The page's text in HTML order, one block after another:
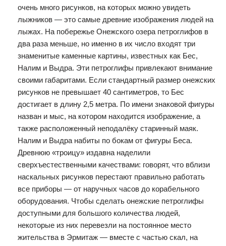
очень много рисунков, на которых можно увидеть
лыжников — это самые древние изображения людей на
лыжах. На побережье Онежского озера петроглифов в
два раза меньше, но именно в их число входят три
знаменитые каменные картины, известных как Бес,
Налим и Выдра. Эти петроглифы привлекают внимание
своими габаритами. Если стандартный размер онежских
рисунков не превышает 40 сантиметров, то Бес
достигает в длину 2,5 метра. По имени знаковой фигуры
назван и мыс, на котором находится изображение, а
также расположенный неподалёку старинный маяк.
Налим и Выдра набиты по бокам от фигуры Беса.
Древнюю «троицу» издавна наделили
сверхъестественными качествами: говорят, что вблизи
наскальных рисунков перестают правильно работать
все приборы — от наручных часов до корабельного
оборудования. Чтобы сделать онежские петроглифы
доступными для большого количества людей,
некоторые из них перевезли на постоянное место
жительства в Эрмитаж — вместе с частью скал, на